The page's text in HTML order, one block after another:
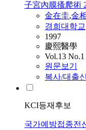
子宮內膜搔爬術
金在圭,金
경희대학교
1997
慶熙醫學
Vol.13 No.1
원문보기
복사/대출
KCI등재후보
국가예방접종전